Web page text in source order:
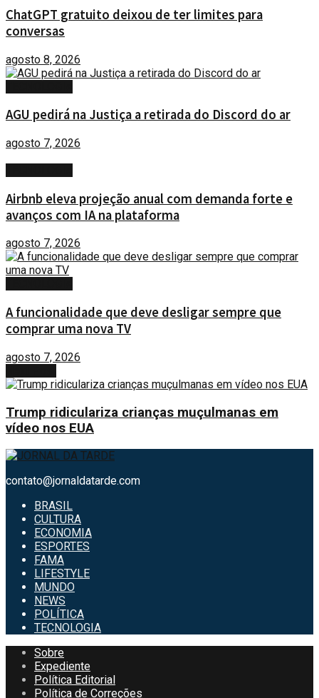
ChatGPT gratuito deixou de ter limites para
conversas
agosto 8, 2026
AGU pedirá na Justiça a retirada do Discord do ar
agosto 7, 2026
Airbnb eleva projeção anual com demanda forte e
avanços com IA na plataforma
agosto 7, 2026
A funcionalidade que deve desligar sempre que
comprar uma nova TV
agosto 7, 2026
Trump ridiculariza crianças muçulmanas em
vídeo nos EUA
contato@jornaldatarde.com
BRASIL
CULTURA
ECONOMIA
ESPORTES
FAMA
LIFESTYLE
MUNDO
NEWS
POLÍTICA
TECNOLOGIA
Sobre
Expediente
Política Editorial
Política de Correções